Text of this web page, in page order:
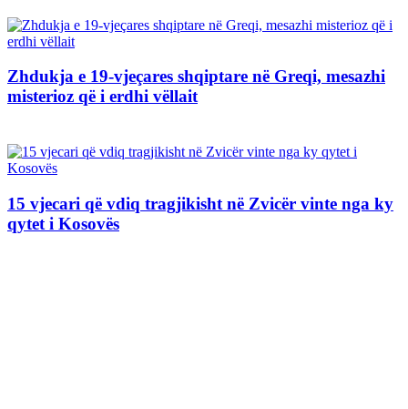
Zhdukja e 19-vjeçares shqiptare në Greqi, mesazhi
misterioz që i erdhi vëllait
15 vjecari që vdiq tragjikisht në Zvicër vinte nga ky
qytet i Kosovës